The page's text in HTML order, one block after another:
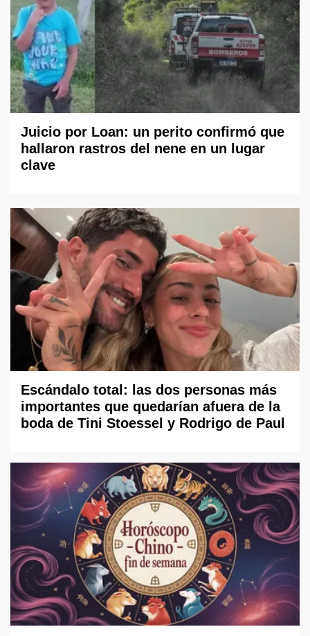
Juicio por Loan: un perito confirmó que
hallaron rastros del nene en un lugar
clave
Escándalo total: las dos personas más
importantes que quedarían afuera de la
boda de Tini Stoessel y Rodrigo de Paul